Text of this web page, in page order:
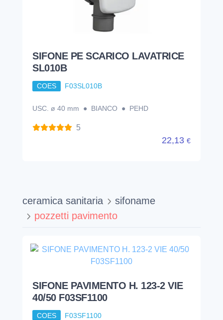
SIFONE PE SCARICO LAVATRICE
SL010B
COES F03SL010B
USC. ø 40 mm ● BIANCO ● PEHD
5
22,13 €
ceramica sanitaria
sifoname
pozzetti pavimento
SIFONE PAVIMENTO H. 123-2 VIE
40/50 F03SF1100
COES F03SF1100